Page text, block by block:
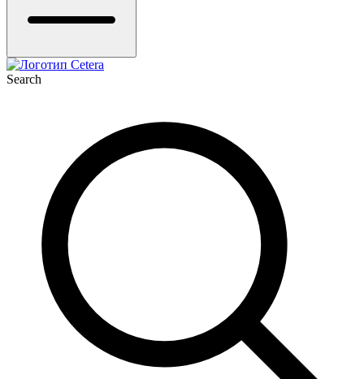
Search